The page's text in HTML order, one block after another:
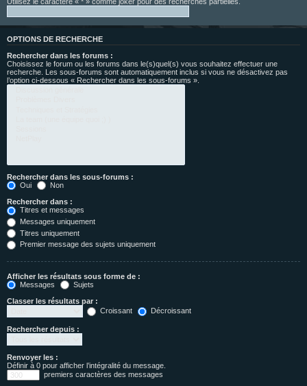
OPTIONS DE RECHERCHE
Rechercher dans les forums :
Choisissez le forum ou les forums dans le(s)quel(s) vous souhaitez effectuer une
recherche. Les sous-forums sont automatiquement inclus si vous ne désactivez pas
l’option ci-dessous « Rechercher dans les sous-forums ».
Rechercher dans les sous-forums :
Oui
Non
Rechercher dans :
Titres et messages
Messages uniquement
Titres uniquement
Premier message des sujets uniquement
Afficher les résultats sous forme de :
Messages
Sujets
Classer les résultats par :
Croissant
Décroissant
Rechercher depuis :
Renvoyer les :
Définir à 0 pour afficher l’intégralité du message.
premiers caractères des messages